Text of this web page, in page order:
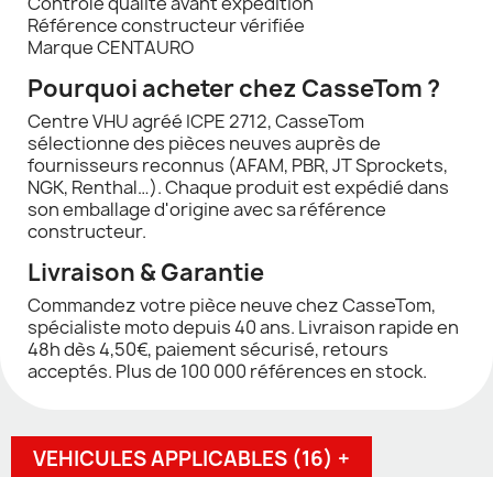
Référence constructeur vérifiée
Marque CENTAURO
Pourquoi acheter chez CasseTom ?
Centre VHU agréé ICPE 2712, CasseTom
sélectionne des pièces neuves auprès de
fournisseurs reconnus (AFAM, PBR, JT Sprockets,
NGK, Renthal…). Chaque produit est expédié dans
son emballage d'origine avec sa référence
constructeur.
Livraison & Garantie
Commandez votre pièce neuve chez CasseTom,
spécialiste moto depuis 40 ans. Livraison rapide en
48h dès 4,50€, paiement sécurisé, retours
acceptés. Plus de 100 000 références en stock.
VEHICULES APPLICABLES (16) +